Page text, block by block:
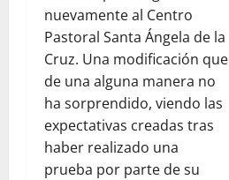
nuevamente al Centro
Pastoral Santa Ángela de la
Cruz. Una modificación que
de una alguna manera no
ha sorprendido, viendo las
expectativas creadas tras
haber realizado una
prueba por parte de su